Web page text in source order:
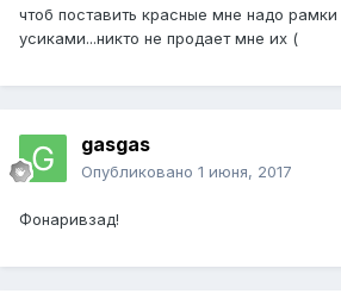
чтоб поставить красные мне надо
усиками...никто не продает мне их (
gasgas
Опубликовано 1 июня, 2017
Фонаривзад!